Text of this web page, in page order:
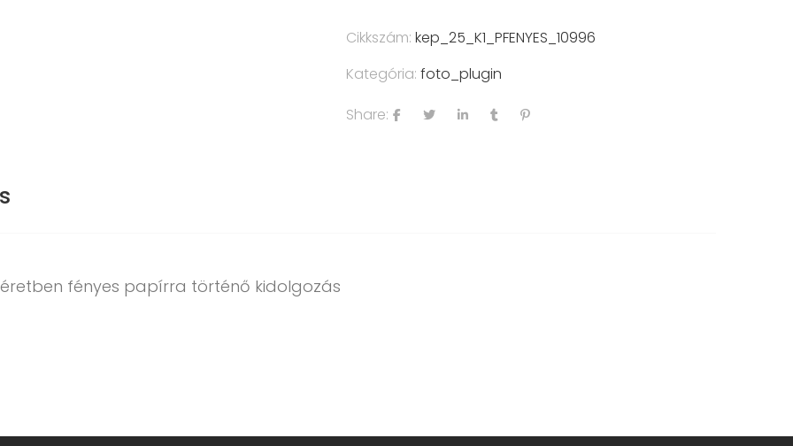
Cikkszám:kep_25_K1_PFENYES_10996
Kategória:foto_plugin
Share:
fényes papírra történő kidolgozás